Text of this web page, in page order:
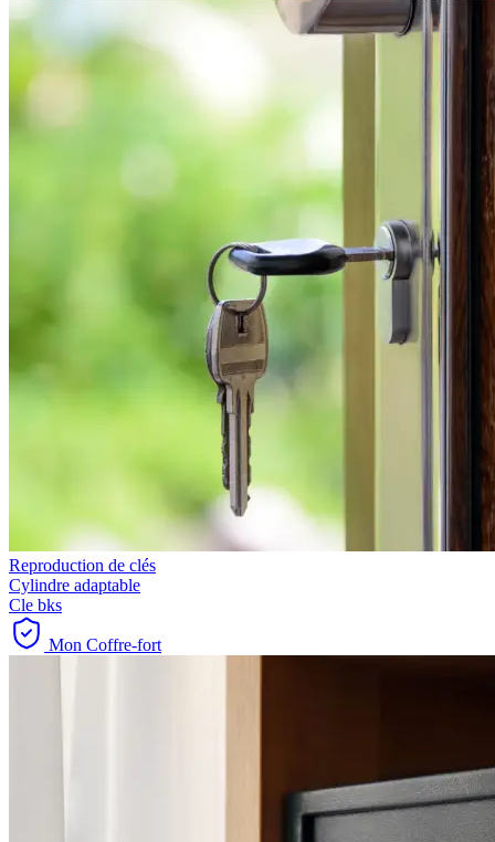
Reproduction de clés
Cylindre adaptable
Cle bks
Mon Coffre-fort